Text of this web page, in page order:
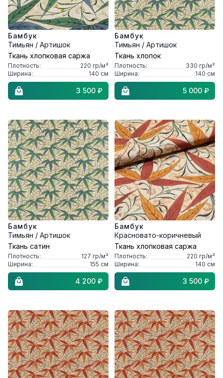
Бамбук
Тимьян / Артишок
Ткань хлопковая саржа
Плотность: 220 гр/м²
Ширина:
140 см
3 500 ₽
Бамбук
Тимьян / Артишок
Ткань хлопок
Плотность: 330 гр/м²
Ширина:
140 см
5 000 ₽
Бамбук
Тимьян / Артишок
Ткань сатин
Плотность: 127 гр/м²
Ширина:
155 см
4 200 ₽
Бамбук
Красновато-коричневый
Ткань хлопковая саржа
Плотность: 220 гр/м²
Ширина:
140 см
3 500 ₽